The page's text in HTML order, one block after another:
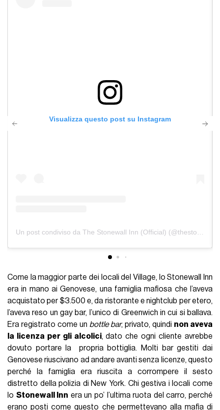
Visualizza questo post su Instagram
Un post condiviso da The Stonewall Inn (Official) (@thestonewallinn)
Come la maggior parte dei locali del Village, lo Stonewall Inn
era in mano ai Genovese, una famiglia mafiosa che l’aveva
acquistato per $3.500 e, da ristorante e nightclub per etero,
l’aveva reso un gay bar, l’unico di Greenwich in cui si ballava.
Era registrato come un bottle bar, privato, quindi non aveva
la licenza per gli alcolici, dato che ogni cliente avrebbe
dovuto portare la propria bottiglia. Molti bar gestiti dai
Genovese riuscivano ad andare avanti senza licenze, questo
perché la famiglia era riuscita a corrompere il sesto
distretto della polizia di New York. Chi gestiva i locali come
lo Stonewall Inn era un po’ l’ultima ruota del carro, perché
erano posti come questo che permettevano alla mafia di